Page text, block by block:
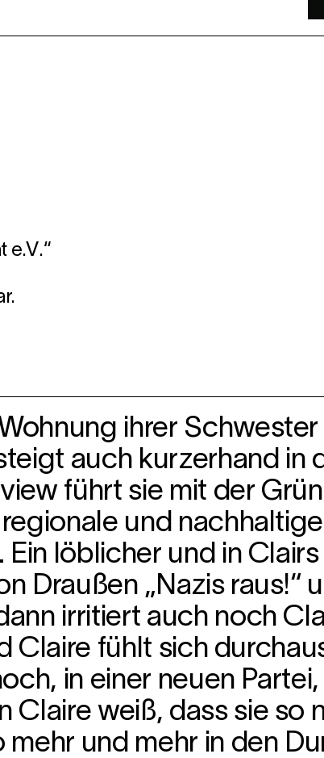
e.V.“
ihrer Schwester
auch kurzerhand in
führt sie mit der
und
löblicher und in
Draußen „Nazis raus!“
irritiert auch noch
Claire fühlt sich
in einer neuen
Claire weiß, dass sie so
und mehr in den